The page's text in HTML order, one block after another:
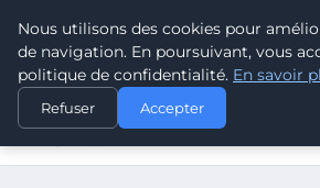
CLIMATE RESPONSE
ACCUEIL
ÉNERGIE RENOUVELABLE
LES ÉNERGIES RENOUVELABLES : UN
Nous utilisons des cookies pour
de navigation. En poursuivant, vous
politique de confidentialité. En savoir
Refuser Accepter